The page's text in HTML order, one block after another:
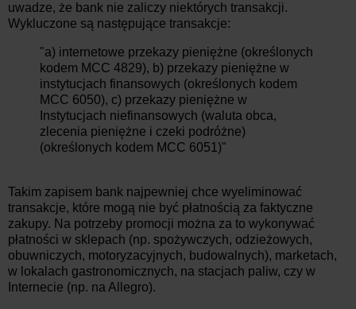
uwadze, że bank nie zaliczy niektórych transakcji.
Wykluczone są następujące transakcje:
"a) internetowe przekazy pieniężne (określonych
kodem MCC 4829), b) przekazy pieniężne w
instytucjach finansowych (określonych kodem
MCC 6050), c) przekazy pieniężne w
Instytucjach niefinansowych (waluta obca,
zlecenia pieniężne i czeki podróżne)
(określonych kodem MCC 6051)"
Takim zapisem bank najpewniej chce wyeliminować
transakcje, które mogą nie być płatnością za faktyczne
zakupy. Na potrzeby promocji można za to wykonywać
płatności w sklepach (np. spożywczych, odzieżowych,
obuwniczych, motoryzacyjnych, budowalnych), marketach,
w lokalach gastronomicznych, na stacjach paliw, czy w
Internecie (np. na Allegro).